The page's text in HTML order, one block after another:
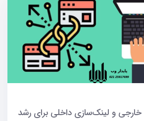
و لینک‌سازی داخلی برای رشد